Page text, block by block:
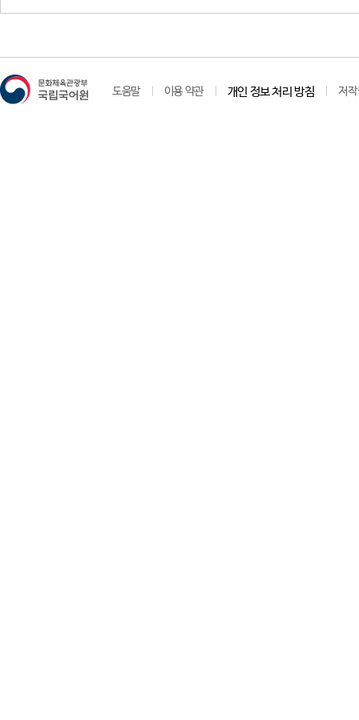
도움말 이용 약관 개인 정보 처리 방침 저